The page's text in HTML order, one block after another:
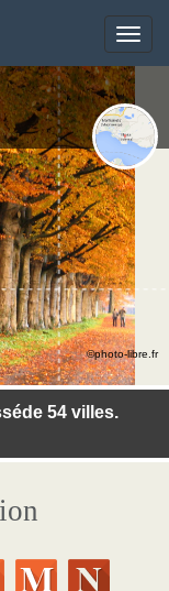
Toggle
54 villes.
©photo-libre.fr
Toggle